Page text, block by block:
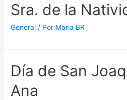
Sra. de la
General / Por Maria BR
Día de San
Ana